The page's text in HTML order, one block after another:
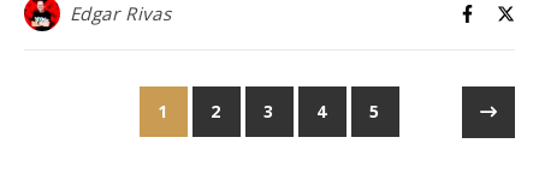
Edgar Rivas
1 2 3 4 5